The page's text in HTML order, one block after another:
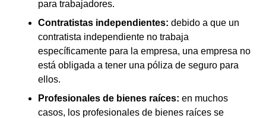
para trabajadores.
Contratistas independientes: debido a que un
contratista independiente no trabaja
específicamente para la empresa, una empresa no
está obligada a tener una póliza de seguro para
ellos.
Profesionales de bienes raíces: en muchos
casos, los profesionales de bienes raíces se